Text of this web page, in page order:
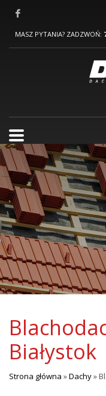
MASZ PYTANIA? ZADZWOŃ:
Białystok
Strona główna »Dachy»